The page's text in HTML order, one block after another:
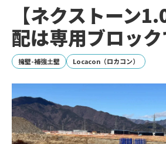
【ネクストーン
配は専用ブロック
擁壁-補強土壁 Locacon（ロカコン）